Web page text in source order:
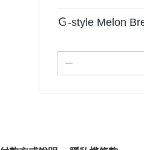
Ｇ-style Melon